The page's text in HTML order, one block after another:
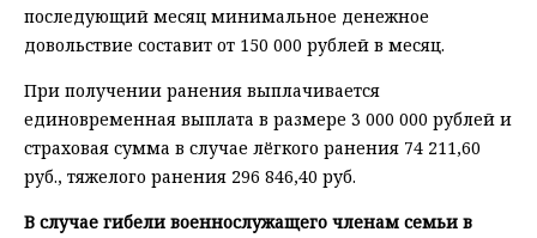
последующий месяц минимальное денежное
довольствие составит от 150 000 рублей в месяц.
При получении ранения выплачивается
единовременная выплата в размере 3 000 000 рублей и
страховая сумма в случае лёгкого ранения 74 211,60
руб., тяжелого ранения 296 846,40 руб.
В случае гибели военнослужащего членам семьи в